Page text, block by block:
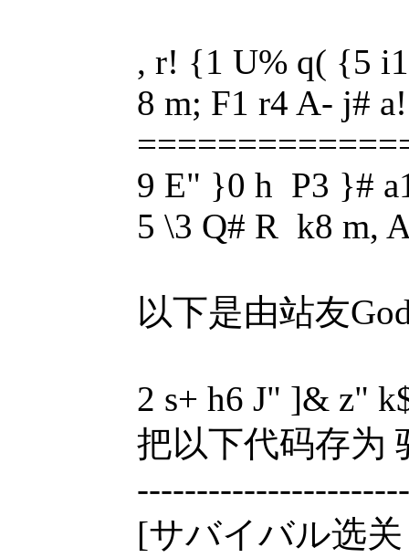
, r! {1 U% q( {5
8 m; F1 r4 A- j#
9 E" }0 h P3 }#
5 \3 Q# R k8 m,
以下是由站友
2 s+ h6 J" ]& z"
把以下代码存为
-----------------------
[サバイバル选